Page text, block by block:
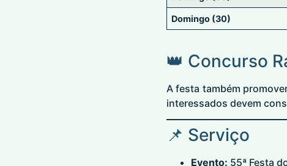
Domingo (30)
👑 Concurso
A festa também
interessados devem
📌 Serviço
Evento: 55ª Festa